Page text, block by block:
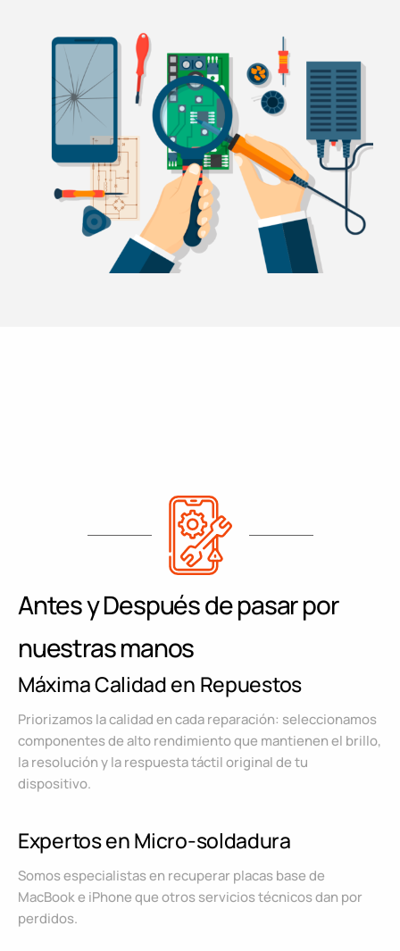
Antes y Después de pasar por
nuestras manos
Máxima Calidad en Repuestos
Priorizamos la calidad en cada reparación: seleccionamos
componentes de alto rendimiento que mantienen el brillo,
la resolución y la respuesta táctil original de tu
dispositivo.
Expertos en Micro-soldadura
Somos especialistas en recuperar placas base de
MacBook e iPhone que otros servicios técnicos dan por
perdidos.